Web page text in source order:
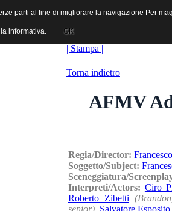
Cinematografiche Audiovisive e
| Stampa |
Torna indietro
AFMV
Regia/Director:
Soggetto/Subject:
Sceneggiatura/
Interpreti/Actors: Ciro
Roberto Zibetti
senior), Salvatore Esposito
parti al fine di migliorare la navigazione Per
informativa. OK
parti al fine di migliorare la navigazione Per
informativa. OK